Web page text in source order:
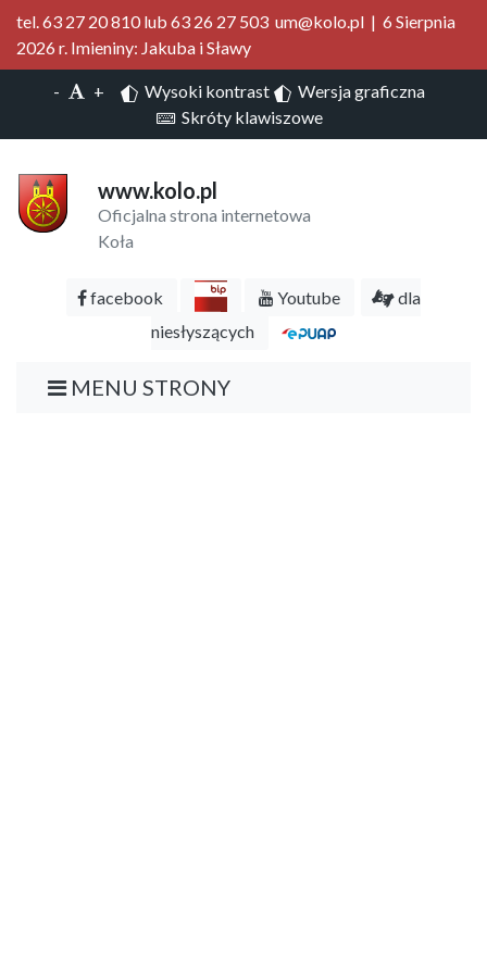
tel. 63 27 20 810 lub 63 26 27 503 um@kolo.pl | 6 Sierpnia
2026 r. Imieniny: Jakuba i Sławy
- + Wysoki kontrast
Wersja graficzna
Skróty klawiszowe
www.kolo.pl
Oficjalna strona internetowa
Koła
facebook Youtube
dla
niesłyszących
MENU STRONY